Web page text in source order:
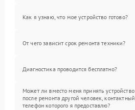
Как я узнаю, что мое устройство готово?
От чего зависит срок ремонта техники?
Диагностика проводится бесплатно?
Может ли вместо меня принять устройство
после ремонта другой человек, контактный
телефон которого я предоставлю?